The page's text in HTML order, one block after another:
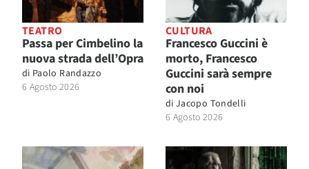
TEATRO
Passa per Cimbelino la
nuova strada dell’Opra
di Paolo Randazzo
6 Agosto 2026
CULTURA
Francesco Guccini è
morto, Francesco
Guccini sarà sempre
con noi
di Jacopo Tondelli
6 Agosto 2026